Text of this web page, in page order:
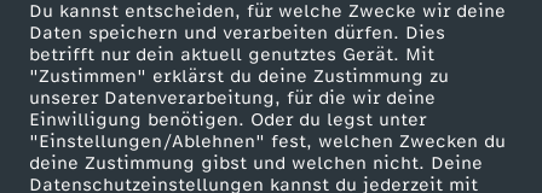
Du kannst entscheiden, für welche Zwecke wir deine
Daten speichern und verarbeiten dürfen. Dies
betrifft nur dein aktuell genutztes Gerät. Mit
"Zustimmen" erklärst du deine Zustimmung zu
unserer Datenverarbeitung, für die wir deine
Einwilligung benötigen. Oder du legst unter
"Einstellungen/Ablehnen" fest, welchen Zwecken du
deine Zustimmung gibst und welchen nicht. Deine
Datenschutzeinstellungen kannst du jederzeit mit
d
u
?
ZDF goes Schule
Werbefernsehen
Mainzelmännchen